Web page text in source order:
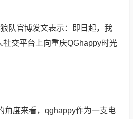
队官博发文表示：即日起，我
交平台上向重庆QGhappy时光
角度来看，qghappy作为一支电